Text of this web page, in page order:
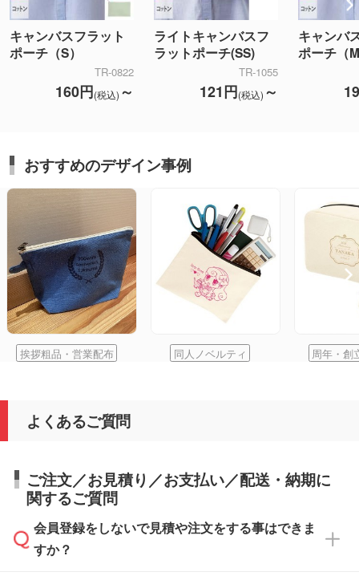
キャンバスフラット
ポーチ（S）
TR-0822
160円(税込) ～
ライトキャンバスフ
ラットポーチ(SS)
TR-1055
121円(税込) ～
キャンバ
ポーチ（
おすすめのデザイン事例
挨拶粗品・営業配布 同人ノベルティ 周年・創
よくあるご質問
ご注文／お見積り／お支払い／配送・納期に
関するご質問
会員登録をしないで見積や注文をする事はできま
すか？